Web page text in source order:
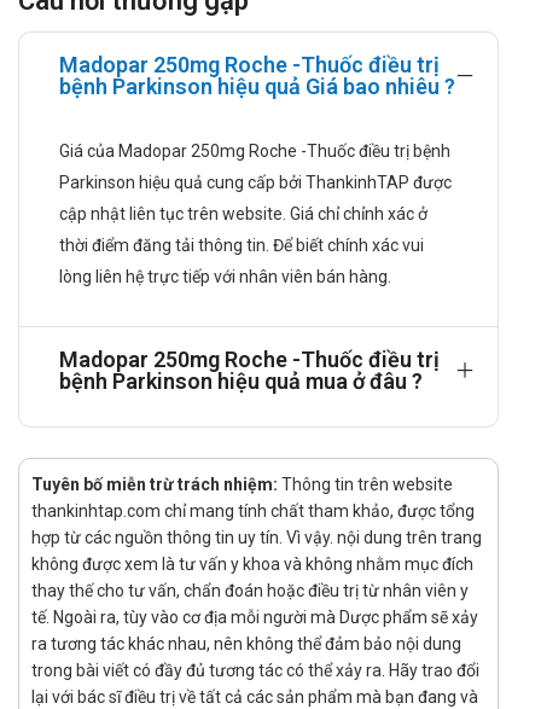
Điều trị bằng Madopar nên được dùng tăng dần từ từ,
từng người bệnh và điều chỉnh để đạt được liều cho
hiệu quả tối ưu. Những hướng dẫn liều dùng sau đây do
vậy chỉ nên coi là những chỉ dẫn chung.
Điều trị khởi đầu:
Trong các giai đoạn đầu của bệnh Parkinson nên
bắt đầu điều trị với một viên nang Madopar ‘62,5’
mỗi ngày. Ngay sau khi thấy có sự dung nạp tốt với
phác đồ điều trị khởi đầu, liều dùng nên được tăng
ưu thường đạt được khi liều hàng ngày của
Madopar tương ứng với 300 - 800mg levodopa + 75
- 200mg benserazide được chia làm 3 lần hoặc
hơn. Cần khoảng thời gian từ 4 đến 6 tuần để đạt
được hiệu quả tối ưu. Nếu thấy cần phải tăng liều
dùng hàng ngày thêm nữa, nên tăng theo từng
tháng.
Điều trị duy trì:
Liều duy trì trung bình là một viên nang hoặc viên
Madopar 250mg Roche -Thuốc điều trị
bệnh Parkinson hiệu quả Giá bao nhiêu ?
Giá của Madopar 250mg Roche -Thuốc điều trị bệnh
Parkinson hiệu quả cung cấp bởi ThankinhTAP được
cập nhật liên tục trên website. Giá chỉ chỉnh xác ở
thời điểm đăng tải thông tin. Để biết chính xác vui
lòng liên hệ trực tiếp với nhân viên bán hàng.
Madopar 250mg Roche -Thuốc điều trị
bệnh Parkinson hiệu quả mua ở đâu ?
Tuyên bố miễn trừ trách nhiệm: Thông tin trên website
thankinhtap.com chỉ mang tính chất tham khảo, được tổng
hợp từ các nguồn thông tin uy tín. Vì vậy. nội dung trên trang
không được xem là tư vấn y khoa và không nhằm mục đích
thay thế cho tư vấn, chẩn đoán hoặc điều trị từ nhân viên y
tế. Ngoài ra, tùy vào cơ địa mỗi người mà Dược phẩm sẽ xảy
ra tương tác khác nhau, nên không thể đảm bảo nội dung
trong bài viết có đầy đủ tương tác có thể xảy ra. Hãy trao đổi
lại với bác sĩ điều trị về tất cả các sản phẩm mà bạn đang và